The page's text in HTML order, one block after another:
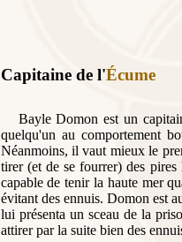
Capitaine de l'Écume
Bayle Domon est un
quelqu'un au comportement
Néanmoins, il vaut mieux le
tirer (et de se fourrer) des
capable de tenir la haute mer
évitant des ennuis. Domon est
lui présenta un sceau de la
attirer par la suite bien des